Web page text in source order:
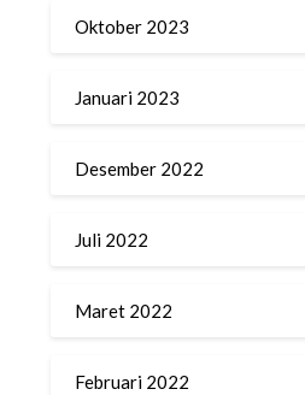
Oktober 2023
Januari 2023
Desember 2022
Juli 2022
Maret 2022
Februari 2022